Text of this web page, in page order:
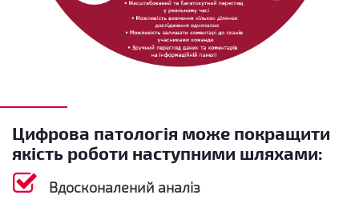
Цифрова патологія може покращити
якість роботи наступними шляхами:
Вдосконалений аналіз